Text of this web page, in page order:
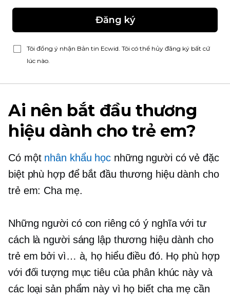
Đăng ký
Tôi đồng ý nhận Bản tin Ecwid. Tôi có thể hủy đăng ký bất cứ
lúc nào.
Ai nên bắt đầu thương
hiệu dành cho trẻ em?
Có một nhân khẩu học những người có vẻ đặc
biệt phù hợp để bắt đầu thương hiệu dành cho
trẻ em: Cha mẹ.
Những người có con riêng có ý nghĩa với tư
cách là người sáng lập thương hiệu dành cho
trẻ em bởi vì… à, họ hiểu điều đó. Họ phù hợp
với đối tượng mục tiêu của phân khúc này và
các loại sản phẩm này vì họ biết cha mẹ cần